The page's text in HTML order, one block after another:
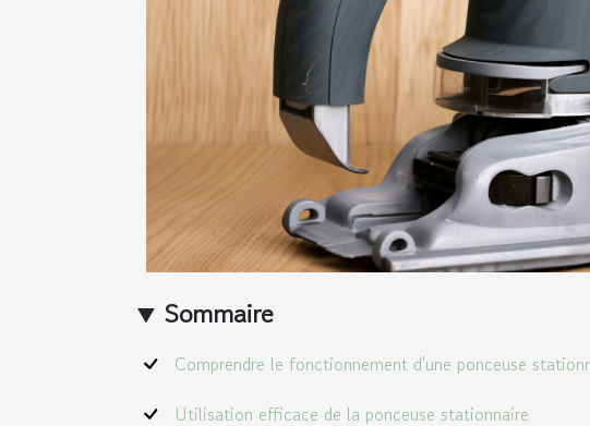
Sommaire
Comprendre le fonctionnement d'une ponceuse
Utilisation efficace de la ponceuse stationnaire